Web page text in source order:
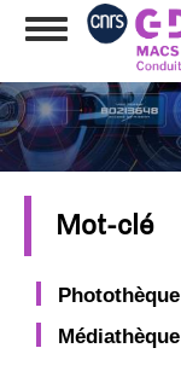
Skip
content
Toggle
Mot-clé
Photothèque
Médiathèque